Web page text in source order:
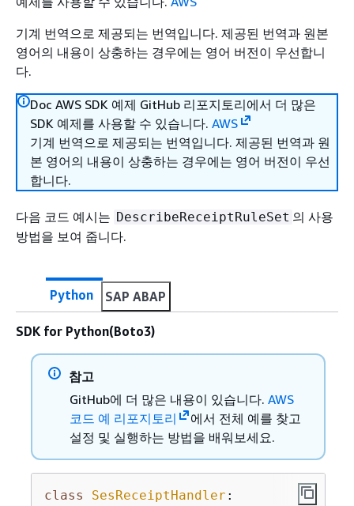
기계 번역으로 제공되는 번역입니다. 제공된 번역과 원본
영어의 내용이 상충하는 경우에는 영어 버전이 우선합니
다.
Doc AWS SDK 예제 GitHub 리포지토리에서 더 많은
SDK 예제를 사용할 수 있습니다. AWS
기계 번역으로 제공되는 번역입니다. 제공된 번역과 원
본 영어의 내용이 상충하는 경우에는 영어 버전이 우선
합니다.
다음 코드 예시는 DescribeReceiptRuleSet 의 사용
방법을 보여 줍니다.
Python SAP ABAP
SDK for Python(Boto3)
참고
GitHub에 더 많은 내용이 있습니다. AWS
코드 예 리포지토리
에서 전체 예를 찾고
설정 및 실행하는 방법을 배워보세요.
class SesReceiptHandler :